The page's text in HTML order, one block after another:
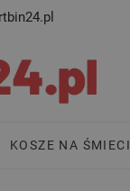
KOSZE NA ŚMIECI